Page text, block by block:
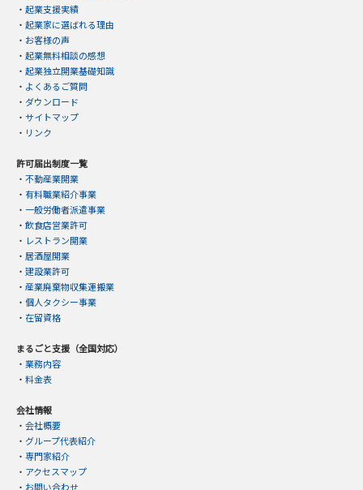
・ 起業支援実績
・ 起業家に選ばれる理由
・ お客様の声
・ 起業無料相談の感想
・ 起業独立開業基礎知識
・ よくあるご質問
・ ダウンロード
・ サイトマップ
・ リンク
許可届出制度一覧
・ 不動産業開業
・ 有料職業紹介事業
・ 一般労働者派遣事業
・ 飲食店営業許可
・ レストラン開業
・ 居酒屋開業
・ 建設業許可
・ 産業廃棄物収集運搬業
・ 個人タクシー事業
・ 在留資格
まるごと支援（全国対応）
・ 業務内容
・ 料金表
会社情報
・ 会社概要
・ グループ代表紹介
・ 専門家紹介
・ アクセスマップ
・ お問い合わせ